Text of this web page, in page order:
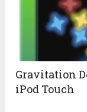
Gravitation
iPod Touch